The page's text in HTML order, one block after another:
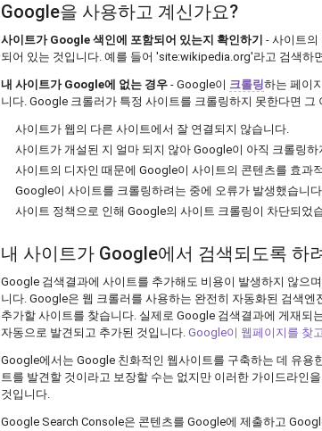
Google을 사용하고 계신가요?
사이트가 Google 색인에 포함되어 있는지 확인하기 - 사이트의
되어 있는 것입니다. 예를 들어 'site:wikipedia.org'라고 검색하
내 사이트가 Google에 없는 경우 - Google이 크롤링하는 페이
니다. Google 크롤러가 특정 사이트를 크롤링하지 못한다면 그
사이트가 웹의 다른 사이트에서 잘 연결되지 않습니다.
사이트가 개설된 지 얼마 되지 않아 Google이 아직 크롤링하
사이트의 디자인 때문에 Google이 사이트의 콘텐츠를 효과
Google이 사이트를 크롤링하려는 중에 오류가 발생했습니
사이트 정책으로 인해 Google의 사이트 크롤링이 차단되었
내 사이트가 Google에서 검색되도록 하
Google 검색결과에 사이트를 추가해도 비용이 발생하지 않으
니다. Google은 웹 크롤러를 사용하는 완전히 자동화된 검색
추가할 사이트를 찾습니다. 실제로 Google 검색결과에 게재되
자동으로 발견되고 추가된 것입니다. Google이 웹페이지를 찾
Google에서는 Google 친화적인 웹사이트를 구축하는 데 유용
트를 발견할 것이라고 보장할 수는 없지만 이러한 가이드라인
것입니다.
Google Search Console은 콘텐츠를 Google에 제출하고